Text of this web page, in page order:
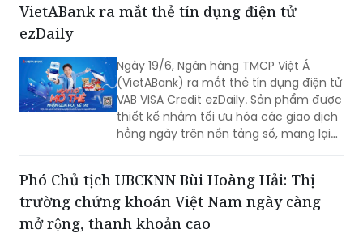
nhận trong khuôn khổ Chương trình
chủ lực năm 2026 do Viet Research
phối hợp với Báo Tài chính - Đầu tư (Bộ
Tài chính) tổ chức.
VietABank ra mắt thẻ tín dụng điện tử
ezDaily
Ngày 19/6, Ngân hàng TMCP Việt Á
(VietABank) ra mắt thẻ tín dụng điện tử
VAB VISA Credit ezDaily. Sản phẩm được
thiết kế nhằm tối ưu hóa các giao dịch
hằng ngày trên nền tảng số, mang lại
Phó Chủ tịch UBCKNN Bùi Hoàng Hải: Thị
trường chứng khoán Việt Nam ngày càng
mở rộng, thanh khoản cao